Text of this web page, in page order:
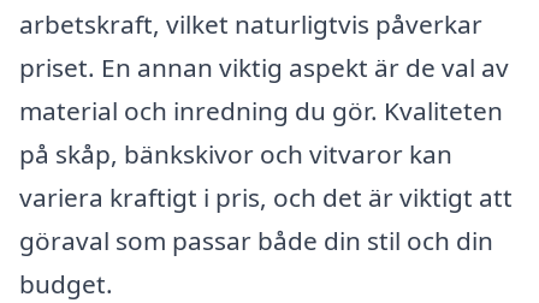
arbetskraft, vilket naturligtvis påverkar
priset. En annan viktig aspekt är de val av
material och inredning du gör. Kvaliteten
på skåp, bänkskivor och vitvaror kan
variera kraftigt i pris, och det är viktigt att
göraval som passar både din stil och din
budget.